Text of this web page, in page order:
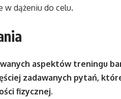
w dążeniu do celu.
aspektów treningu
zadawanych pytań,
fizycznej.